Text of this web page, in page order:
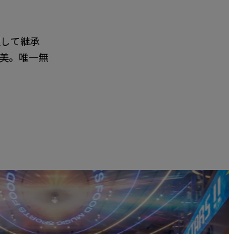
て継承
。唯一無